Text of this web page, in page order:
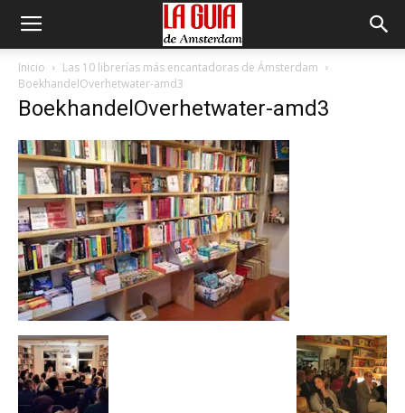
Inicio
Las 10 librerías más encantadoras de Ámsterdam
BoekhandelOverhetwater-amd3
BoekhandelOverhetwater-amd3